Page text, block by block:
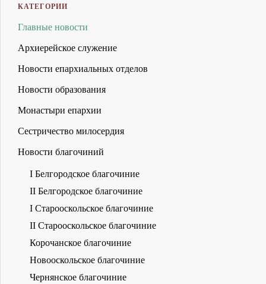
КАТЕГОРИИ
Главные новости
Архиерейское служение
Новости епархиальных отделов
Новости образования
Монастыри епархии
Сестричество милосердия
Новости благочиний
I Белгородское благочиние
II Белгородское благочиние
I Старооскольское благочиние
II Старооскольское благочиние
Корочанское благочиние
Новооскольское благочиние
Чернянское благочиние